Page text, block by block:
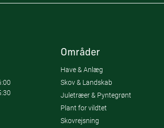
Områder
Have & Anlæg
Skov & Landskab
Juletræer & Pyntegrønt
Plant for vildtet
Skovrejsning